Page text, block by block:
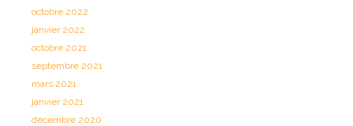
octobre 2022
janvier 2022
octobre 2021
septembre 2021
mars 2021
janvier 2021
décembre 2020